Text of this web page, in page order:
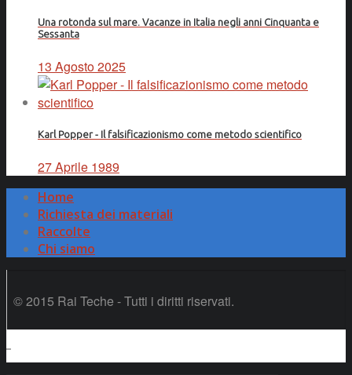
Una rotonda sul mare. Vacanze in Italia negli anni Cinquanta e
Sessanta
13 Agosto 2025
Karl Popper - Il falsificazionismo come metodo scientifico
27 Aprile 1989
Home
Richiesta dei materiali
Raccolte
Chi siamo
© 2015 Rai Teche - Tutti i diritti riservati.